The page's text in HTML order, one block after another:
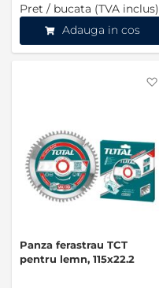
Pret / bucata (TVA inclus)
Adauga in cos
Panza ferastrau TCT
pentru lemn, 115x22.2